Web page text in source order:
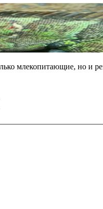
млекопитающие, но и